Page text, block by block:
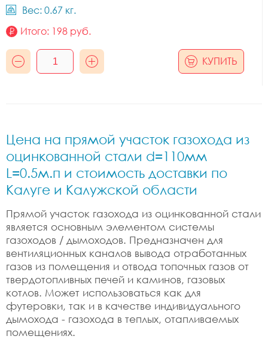
Вес: 0.67 кг.
Итого: 198 руб.
КУПИТЬ
Цена на прямой участок газохода из
оцинкованной стали d=110мм
L=0.5м.п и стоимость доставки по
Калуге и Калужской области
Прямой участок газохода из оцинкованной стали
является основным элементом системы
газоходов / дымоходов. Предназначен для
вентиляционных каналов вывода отработанных
газов из помещения и отвода топочных газов от
твердотопливных печей и каминов, газовых
котлов. Может использоваться как для
футеровки, так и в качестве индивидуального
дымохода - газохода в теплых, отапливаемых
помещениях.